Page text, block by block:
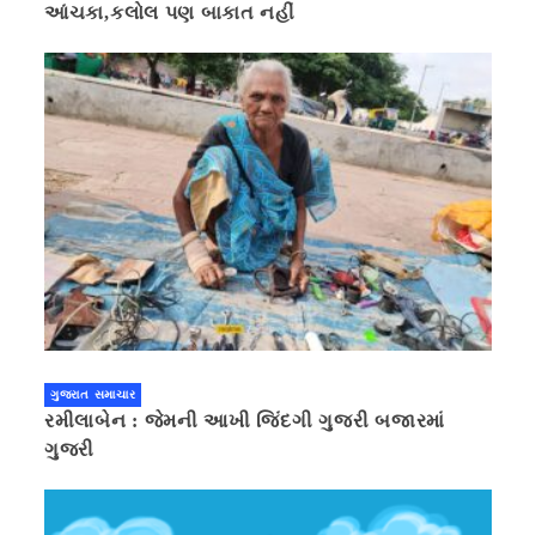
આંચકા,કલોલ પણ બાકાત નહીં
ગુજરાત સમાચાર
રમીલાબેન : જેમની આખી જિંદગી ગુજરી બજારમાં
ગુજરી